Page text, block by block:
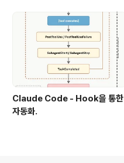
Claude Code - Hook을 통한
자동화.